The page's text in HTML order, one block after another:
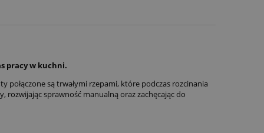
pracy w kuchni.
są trwałymi rzepami, które podczas rozcinania
rozwijając sprawność manualną oraz zachęcając do